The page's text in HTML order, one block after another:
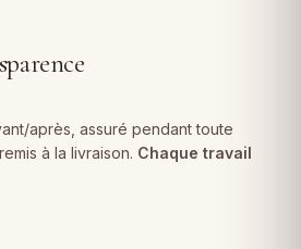
après, assuré pendant toute
à la livraison. Chaque travail